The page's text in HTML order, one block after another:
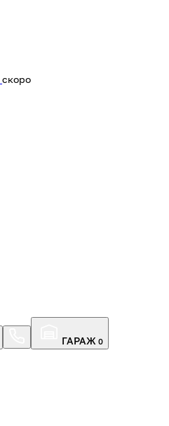
скоро
ГАРАЖ 0